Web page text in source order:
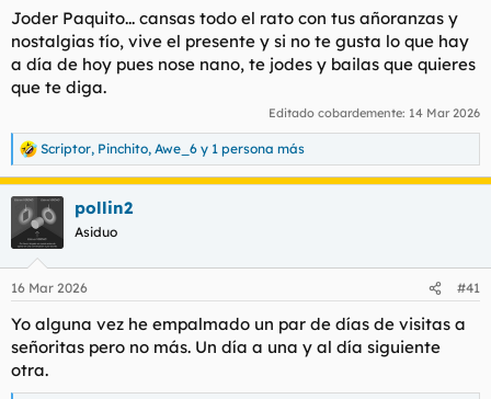
cara, lo sé) les recriminé la situación en que se hallaban. Pase
(les dije) que no estéis trabajando pero, ¿borrachos a estas
horas? Fue un exceso mío. En seguida me explicaron que no
estaban bebiendo sino leyendo el ForoPL y se reían de los que
pagaban para acostarse con adefesios. Citaron el nombre de
un par de foreros pero guardaré silencio por respeto. Uno tenía
nombre de matemático y el otro es muy conocido en las
tabernas de Donosti donde hace las veces de tapa. En fin,
cuando unos sintecho se burlan de los puteros actuales, alguna
reflexión habría que hacer, sin convertir a los malvivientes en
influencers necesariamente.
Buenas noches.
Joder Paquito... cansas todo el rato con tus añoranzas y
nostalgias tío, vive el presente y si no te gusta lo que hay
a día de hoy pues nose nano, te jodes y bailas que quieres
que te diga.
Editado cobardemente: 14 Mar 2026
R
e
a
c
c
i
e
:
Scriptor, Pinchito, Awe_6 y 1 persona más
pollin2
Asiduo
16 Mar 2026 #41
Yo alguna vez he empalmado un par de días de visitas a
señoritas pero no más. Un día a una y al día siguiente
otra.